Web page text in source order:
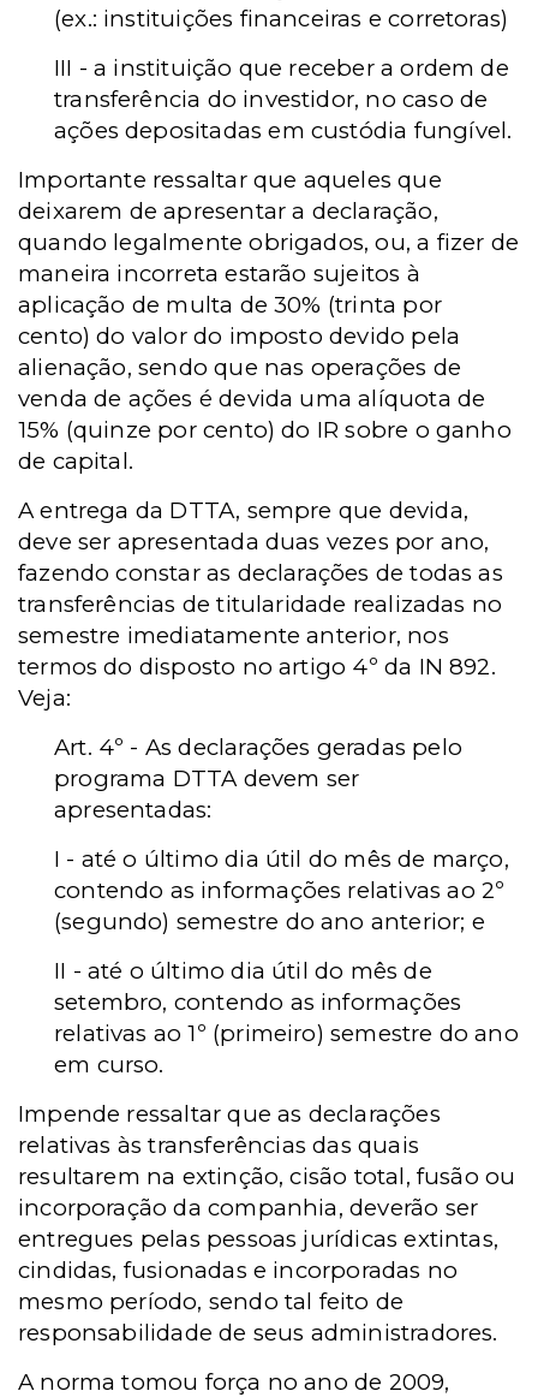
(ex.: instituições financeiras e corretoras)
III - a instituição que receber a ordem de
transferência do investidor, no caso de
ações depositadas em custódia fungível.
Importante ressaltar que aqueles que
deixarem de apresentar a declaração,
quando legalmente obrigados, ou, a fizer de
maneira incorreta estarão sujeitos à
aplicação de multa de 30% (trinta por
cento) do valor do imposto devido pela
alienação, sendo que nas operações de
venda de ações é devida uma alíquota de
15% (quinze por cento) do IR sobre o ganho
de capital.
A entrega da DTTA, sempre que devida,
deve ser apresentada duas vezes por ano,
fazendo constar as declarações de todas as
transferências de titularidade realizadas no
semestre imediatamente anterior, nos
termos do disposto no artigo 4º da IN 892.
Veja:
Art. 4º - As declarações geradas pelo
programa DTTA devem ser
apresentadas:
I - até o último dia útil do mês de março,
contendo as informações relativas ao 2º
(segundo) semestre do ano anterior; e
II - até o último dia útil do mês de
setembro, contendo as informações
relativas ao 1º (primeiro) semestre do ano
em curso.
Impende ressaltar que as declarações
relativas às transferências das quais
resultarem na extinção, cisão total, fusão ou
incorporação da companhia, deverão ser
entregues pelas pessoas jurídicas extintas,
cindidas, fusionadas e incorporadas no
mesmo período, sendo tal feito de
responsabilidade de seus administradores.
A norma tomou força no ano de 2009,